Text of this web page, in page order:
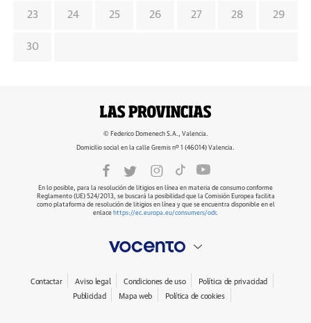
23 24 25 26 27 28 29
30
© Federico Domenech S.A., Valencia.
Domicilio social en la calle Gremis nº 1 (46014) Valencia.
En lo posible, para la resolución de litigios en línea en materia de consumo conforme
Reglamento (UE) 524/2013, se buscará la posibilidad que la Comisión Europea facilita
como plataforma de resolución de litigios en línea y que se encuentra disponible en el
enlace https://ec.europa.eu/consumers/odr.
Contactar Aviso legal Condiciones de uso
Política de privacidad
Publicidad
Mapa web Política de cookies